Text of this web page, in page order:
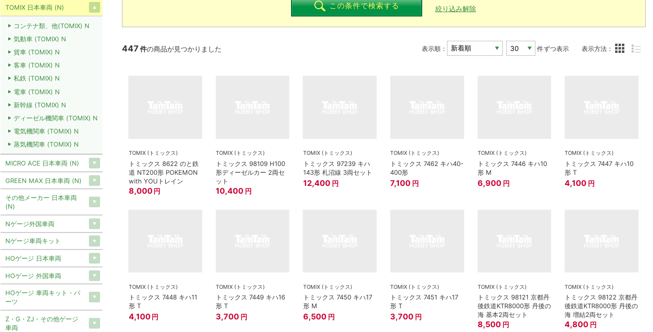
この条件で検索する 絞り込み解除
447件の商品が見つかりました 表示順： 件ずつ表示 表示方法：
TOMIX (トミックス)
トミックス 8622 のと鉄
道 NT200形 POKEMON
with YOUトレイン
8,000 円
TOMIX (トミックス)
トミックス 98109 H100
形ディーゼルカー 2両セ
ット
10,400 円
TOMIX (トミックス)
トミックス 97239 キハ
143形 札沼線 3両セット
12,400 円
TOMIX (トミックス)
トミックス 7462 キハ40-
400形
7,100 円
TOMIX (トミックス)
トミックス 7446 キハ10
形 M
6,900 円
TOMIX (トミックス)
トミックス 7447 キハ10
形 T
4,100 円
TOMIX (トミックス)
トミックス 7448 キハ11
形 T
4,100 円
TOMIX (トミックス)
トミックス 7449 キハ16
形 T
3,700 円
TOMIX (トミックス)
トミックス 7450 キハ17
形 M
6,500 円
TOMIX (トミックス)
トミックス 7451 キハ17
形 T
3,700 円
TOMIX (トミックス)
トミックス 98121 京都丹
後鉄道KTR8000形 丹後の
海 基本2両セット
8,500 円
TOMIX (トミックス)
トミックス 98122 京都丹
後鉄道KTR8000形 丹後の
海 増結2両セット
4,800 円
TOMIX 日本車両 (N)
コンテナ類、他(TOMIX) N
気動車 (TOMIX) N
貨車 (TOMIX) N
客車 (TOMIX) N
私鉄 (TOMIX) N
電車 (TOMIX) N
新幹線 (TOMIX) N
ディーゼル機関車 (TOMIX) N
電気機関車 (TOMIX) N
蒸気機関車 (TOMIX) N
MICRO ACE 日本車両 (N)
GREEN MAX 日本車両 (N)
その他メーカー 日本車両
(N)
Nゲージ外国車両
Nゲージ車両キット
HOゲージ 日本車両
HOゲージ 外国車両
HOゲージ 車両キット・パ
ーツ
Z・G・ZJ・その他ゲージ
車両